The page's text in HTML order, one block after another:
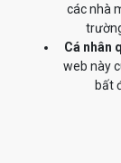
các nhà
Cá nhân
web này
bất